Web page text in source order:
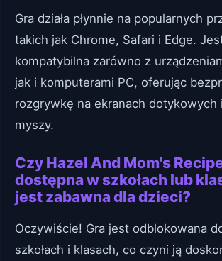
Gra działa płynnie na popularnych
takich jak Chrome, Safari i Edge.
kompatybilna zarówno z
jak i komputerami PC, oferując
rozgrywkę na ekranach dotykowych
myszy.
Czy Hazel And Mom's
dostępna w szkołach lub
jest zabawna dla dzieci?
Oczywiście! Gra jest odblokowana
szkołach i klasach, co czyni ją